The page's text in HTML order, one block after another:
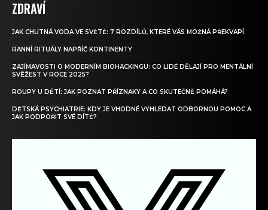
ZDRAVÍ
JAK CHUTNÁ VODA VE SVĚTĚ: 7 ROZDÍLŮ, KTERÉ VÁS MOŽNÁ PŘEKVAPÍ
RANNÍ RITUÁLY NAPŘÍČ KONTINENTY
ZAJÍMAVOSTI O MODERNÍM BIOHACKINGU: CO LIDÉ DĚLAJÍ PRO MENTÁLNÍ
SVĚŽEST V ROCE 2025?
ROUPY U DĚTÍ: JAK POZNAT PŘÍZNAKY A CO SKUTEČNĚ POMÁHÁ?
DĚTSKÁ PSYCHIATRIE: KDY JE VHODNÉ VYHLEDAT ODBORNOU POMOC A
JAK PODPOŘIT SVÉ DÍTĚ?